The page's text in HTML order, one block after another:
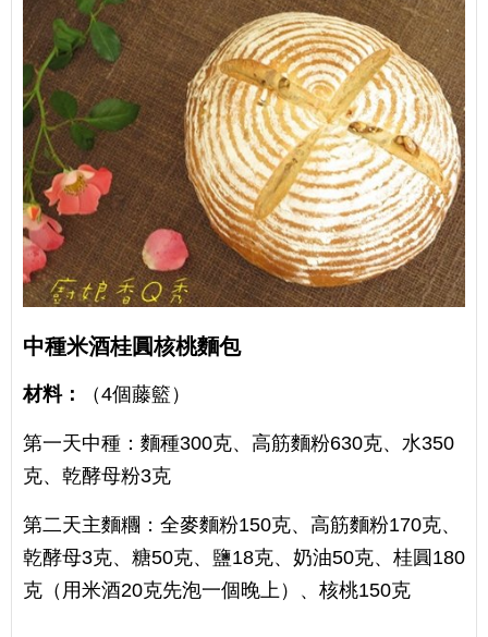
中種米酒桂圓核桃麵包
材料： （4個藤籃）
第一天中種：麵種300克、高筋麵粉630克、水350
克、乾酵母粉3克
第二天主麵糰：全麥麵粉150克、高筋麵粉170克、
乾酵母3克、糖50克、鹽18克、奶油50克、桂圓180
克（用米酒20克先泡一個晚上）、核桃150克